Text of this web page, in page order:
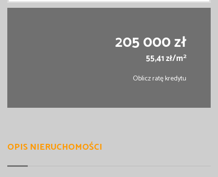
205 000 zł
55,41 zł/m2
Oblicz ratę kredytu
OPIS NIERUCHOMOŚCI